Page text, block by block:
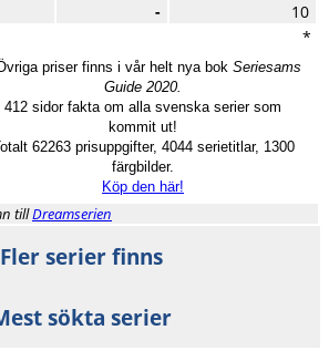
-
10
*
priser finns i vår helt nya bok Seriesams
Guide 2020.
412 sidor fakta om alla svenska serier som
kommit ut!
62263 prisuppgifter, 4044 serietitlar, 1300
färgbilder.
Köp den här!
tillDreamserien
Fler serier finns
sökta serier